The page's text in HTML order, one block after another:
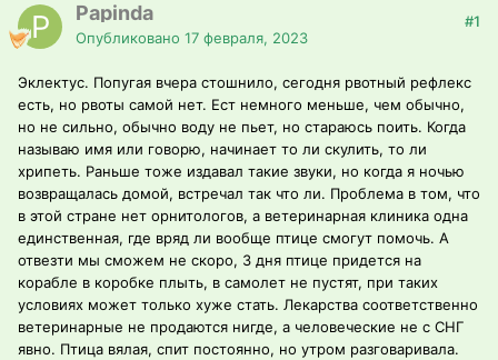
Papinda
Опубликовано 17 февраля, 2023
#1
Эклектус. Попугая вчера стошнило, сегодня рвотный рефлекс
есть, но рвоты самой нет. Ест немного меньше, чем обычно,
но не сильно, обычно воду не пьет, но стараюсь поить. Когда
называю имя или говорю, начинает то ли скулить, то ли
хрипеть. Раньше тоже издавал такие звуки, но когда я ночью
возвращалась домой, встречал так что ли. Проблема в том, что
в этой стране нет орнитологов, а ветеринарная клиника одна
единственная, где вряд ли вообще птице смогут помочь. А
отвезти мы сможем не скоро, 3 дня птице придется на
корабле в коробке плыть, в самолет не пустят, при таких
условиях может только хуже стать. Лекарства соответственно
ветеринарные не продаются нигде, а человеческие не с СНГ
явно. Птица вялая, спит постоянно, но утром разговаривала.